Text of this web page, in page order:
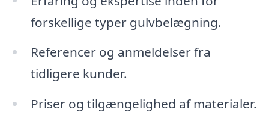
forskellige typer gulvbelægning.
Referencer og anmeldelser fra
tidligere kunder.
Priser og tilgængelighed af materialer.